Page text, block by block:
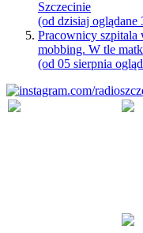
Szczecinie
(od dzisiaj oglądane
Pracownicy
mobbing. W tle
(od 05 sierpnia